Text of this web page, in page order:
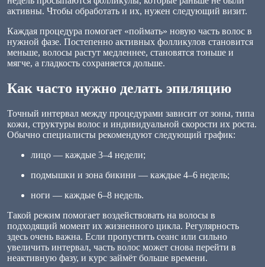
активны. Чтобы обработать и их, нужен следующий визит.
Каждая процедура помогает «поймать» новую часть волос в
нужной фазе. Постепенно активных фолликулов становится
меньше, волосы растут медленнее, становятся тоньше и
мягче, а гладкость сохраняется дольше.
Как часто нужно делать эпиляцию
Точный интервал между процедурами зависит от зоны, типа
кожи, структуры волос и индивидуальной скорости их роста.
Обычно специалисты рекомендуют следующий график:
лицо — каждые 3–4 недели;
подмышки и зона бикини — каждые 4–6 недель;
ноги — каждые 6–8 недель.
Такой режим помогает воздействовать на волосы в
подходящий момент их жизненного цикла. Регулярность
здесь очень важна. Если пропустить сеанс или сильно
увеличить интервал, часть волос может снова перейти в
неактивную фазу, и курс займёт больше времени.